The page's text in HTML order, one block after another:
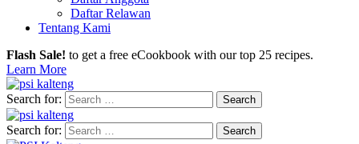
Daftar Relawan
Tentang Kami
Flash Sale! to get a free eCookbook with our top 25 recipes.
Learn More
Search for:
Search for: